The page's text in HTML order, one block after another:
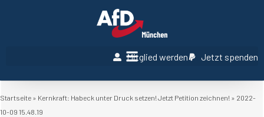
Mitglied werden Jetzt spenden
Startseite » Kernkraft: Habeck unter Druck setzen! Jetzt Petition zeichnen! » 2022-
10-09 15.48.19